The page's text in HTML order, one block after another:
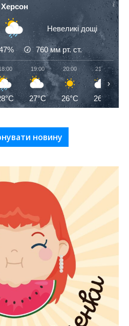
Херсон
Невеликі дощі
760мм рт. ст.
19:00
27°C
20:00
26°C
21:00
26°C
›
новину